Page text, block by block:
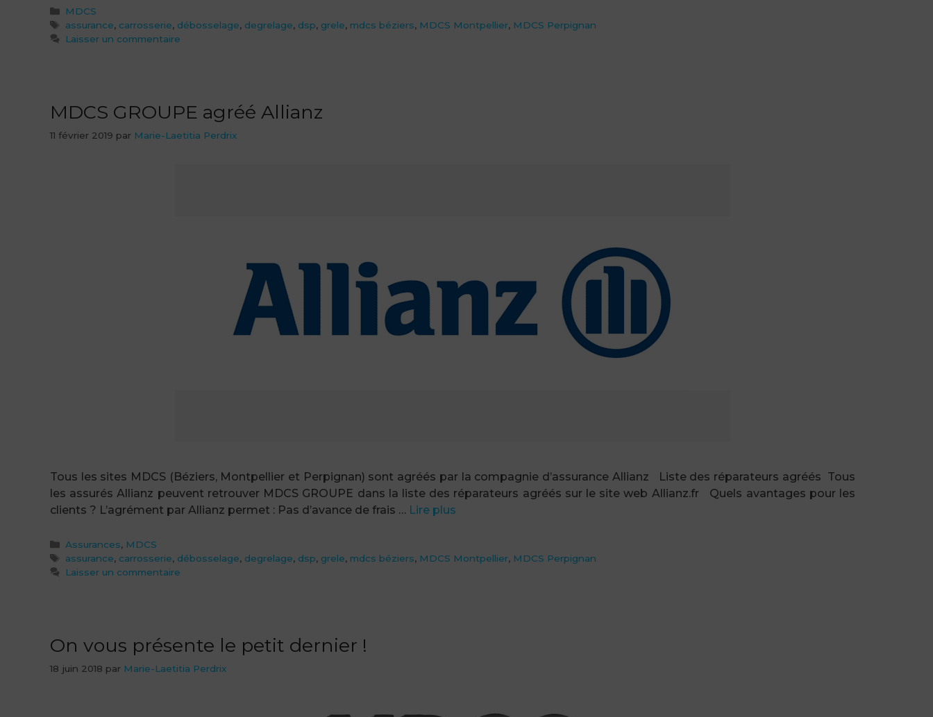
Catégories
MDCS
Étiquettes
assurance, carrosserie, débosselage, degrelage, dsp, grele, mdcs béziers, MDCS Montpellier, MDCS Perpignan
Laisser un commentaire
MDCS GROUPE agréé Allianz
11 février 2019 par Marie-Laetitia Perdrix
Tous les sites MDCS (Béziers, Montpellier et Perpignan) sont agréés par la compagnie d’assurance Allianz Liste des réparateurs agréés Tous
les assurés Allianz peuvent retrouver MDCS GROUPE dans la liste des réparateurs agréés sur le site web Allianz.fr Quels avantages pour les
clients ? L’agrément par Allianz permet : Pas d’avance de frais … Lire plus
Catégories
Assurances, MDCS
Étiquettes
assurance, carrosserie, débosselage, degrelage, dsp, grele, mdcs béziers, MDCS Montpellier, MDCS Perpignan
Laisser un commentaire
On vous présente le petit dernier !
18 juin 2018 par Marie-Laetitia Perdrix